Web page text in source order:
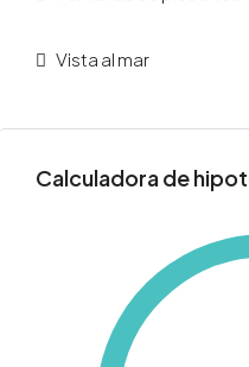
Vista al mar
Calculadora de